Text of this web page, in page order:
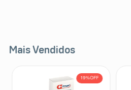
Mais Vendidos
19%OFF